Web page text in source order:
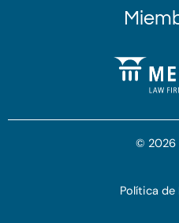
© 2026
Política de